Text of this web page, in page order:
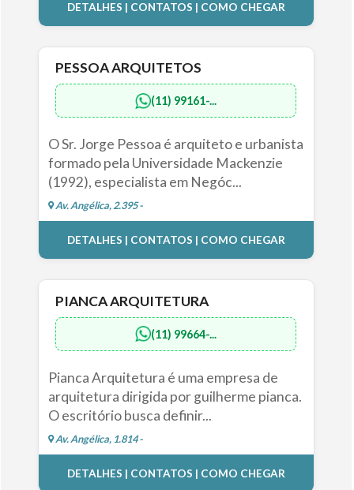
DETALHES | CONTATOS | COMO CHEGAR
PESSOA ARQUITETOS
(11) 99161-...
O Sr. Jorge Pessoa é arquiteto e urbanista
formado pela Universidade Mackenzie
(1992), especialista em Negóc...
Av. Angélica, 2.395 -
DETALHES | CONTATOS | COMO CHEGAR
PIANCA ARQUITETURA
(11) 99664-...
Pianca Arquitetura é uma empresa de
arquitetura dirigida por guilherme pianca.
O escritório busca definir...
Av. Angélica, 1.814 -
DETALHES | CONTATOS | COMO CHEGAR